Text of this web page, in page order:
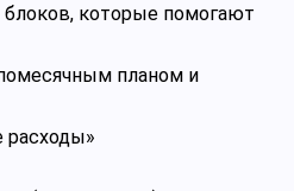
которые помогают
планом и
расходы»